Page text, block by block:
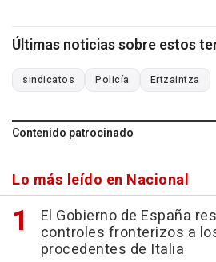
Últimas noticias sobre estos
sindicatos Policía Ertzaintza
Contenido patrocinado
Lo más leído en Nacional
El Gobierno de España
controles fronterizos a
procedentes de Italia